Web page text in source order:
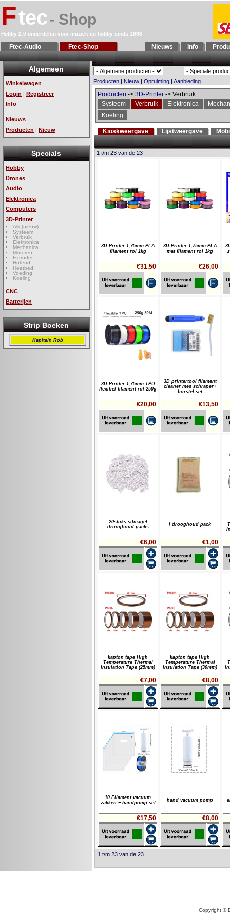
Ftec- Shop
Hobby 2.0 onderdelen voor muziek en hobby sinds 1993
Ftec-Audio Ftec-Shop Nieuws Info
Algemeen
Winkelwagen
Login | Registreer
Info
Nieuws
Producten | Nieuw
Specials
Hobby
Drones
Audio
Elektronica
Computers
3D-Printer
Alle(nieuw)
Systeem
Verbruik
Elektronica
Mechanica
Motoren
Extruder
Hotend
Heatbed
Voeding
Koeling
CNC
Batterijen
Strip Boeken
Kapitein Rob
Producten | Nieuw | Opruiming | Aanbieding
Producten -> 3D-Printer -> Verbruik
Systeem
Verbruik Elektronica
Koeling
Kioskweergave Lijstweergave
1 t/m 23 van de 23
3D-Printer 1,75mm PLA
filament rol 1kg
€31,50
3D-Printer 1,75mm PLA
mat filament rol 1kg
€26,00
3D-Printer 1,75mm TPU
flexibel filament rol 250g
€20,00
3D printertool filament
cleaner mes schraper+
borstel set
€13,50
20stuks silicagel
drooghoud packs
€6,00
l drooghoud pack
€1,00
kapton tape High
Temperature Thermal
Insulation Tape (25mm)
€7,00
kapton tape High
Temperature Thermal
Insulation Tape (30mm)
€8,00
10 Filament vacuum
zakken + handpomp set
€17,50
hand vacuum pomp
€8,00
1 t/m 23 van de 23
Copyright ©